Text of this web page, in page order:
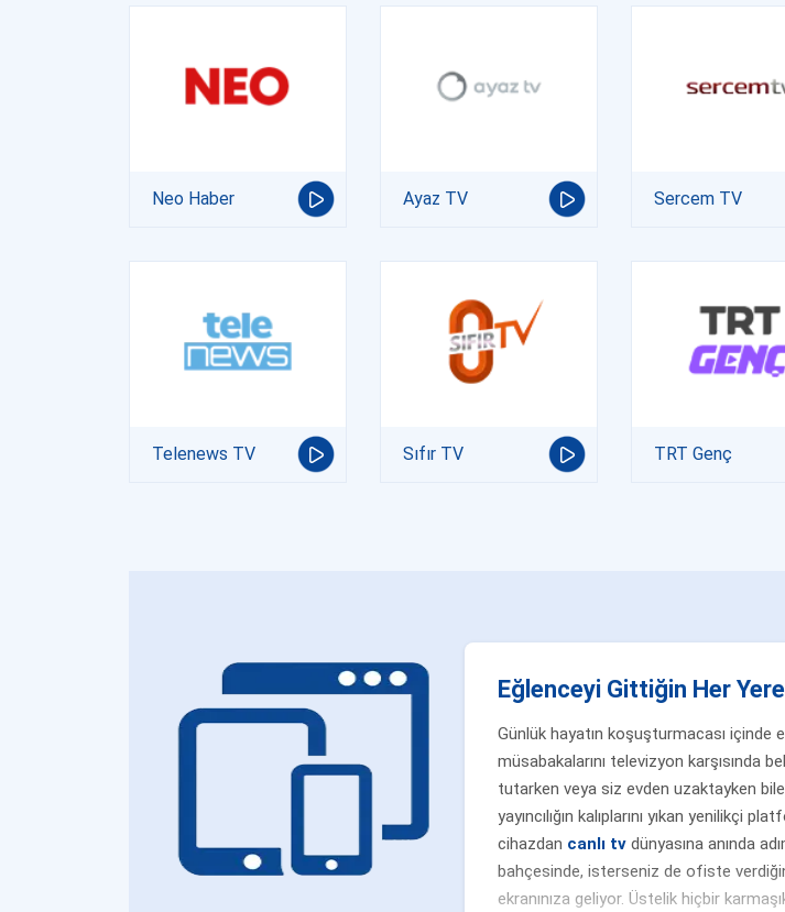
Neo Haber Ayaz TV Sercem TV
Telenews TV Sıfır TV TRT Genç
Eğlenceyi Gittiğin Her
Günlük hayatın koşuşturmacası içinde
müsabakalarını televizyon karşısında
tutarken veya siz evden uzaktayken
yayıncılığın kalıplarını yıkan yenilikçi
cihazdan canlı tv dünyasına anında
bahçesinde, isterseniz de ofiste
ekranınıza geliyor. Üstelik hiçbir